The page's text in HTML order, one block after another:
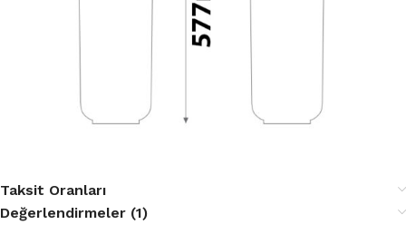
Taksit Oranları
Değerlendirmeler (1)